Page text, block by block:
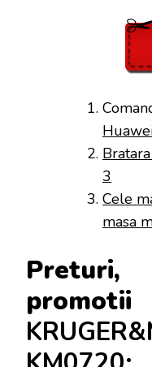
3
Cele
masa